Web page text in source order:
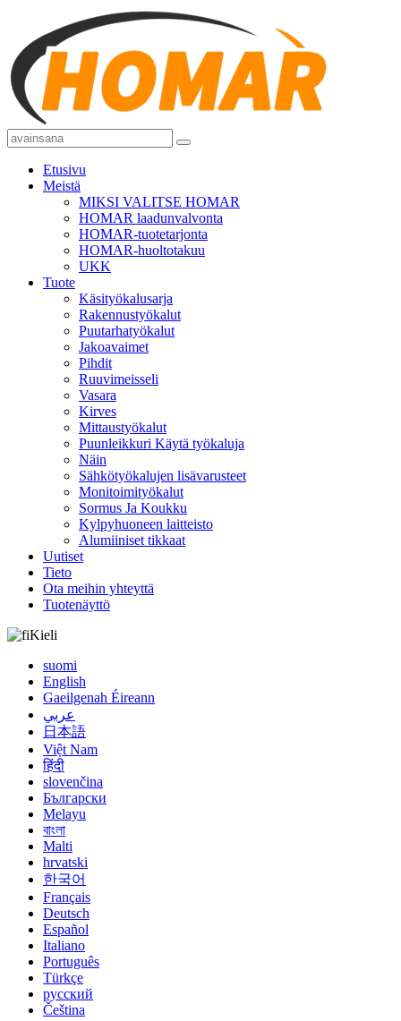
Etusivu
Meistä
MIKSI VALITSE HOMAR
HOMAR laadunvalvonta
HOMAR-tuotetarjonta
HOMAR-huoltotakuu
UKK
Tuote
Käsityökalusarja
Rakennustyökalut
Puutarhatyökalut
Jakoavaimet
Pihdit
Ruuvimeisseli
Vasara
Kirves
Mittaustyökalut
Puunleikkuri Käytä työkaluja
Näin
Sähkötyökalujen lisävarusteet
Monitoimityökalut
Sormus Ja Koukku
Kylpyhuoneen laitteisto
Alumiiniset tikkaat
Uutiset
Tieto
Ota meihin yhteyttä
Tuotenäyttö
Kieli
suomi
English
Gaeilgenah Éireann
عربي
日本語
Việt Nam
हिंदी
slovenčina
Български
Melayu
বাংলা
Malti
hrvatski
한국어
Français
Deutsch
Español
Italiano
Português
Türkçe
русский
Čeština